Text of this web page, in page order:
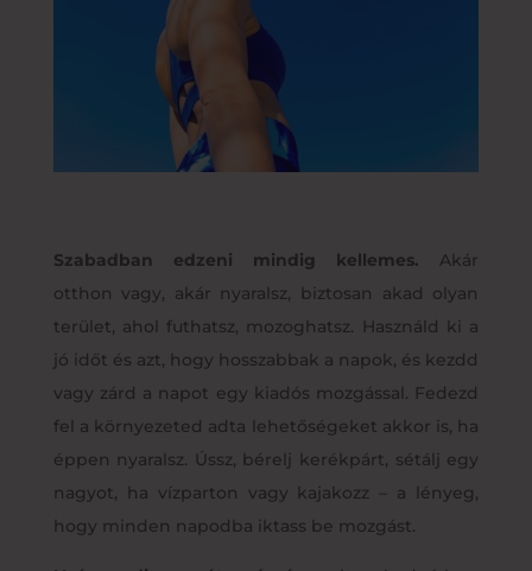
Szabadban edzeni mindig kellemes. Akár
otthon vagy, akár nyaralsz, biztosan akad olyan
terület, ahol futhatsz, mozoghatsz. Használd ki a
jó időt és azt, hogy hosszabbak a napok, és kezdd
vagy zárd a napot egy kiadós mozgással. Fedezd
fel a környezeted adta lehetőségeket akkor is, ha
éppen nyaralsz. Ússz, bérelj kerékpárt, sétálj egy
nagyot, ha vízparton vagy kajakozz – a lényeg,
hogy minden napodba iktass be mozgást.